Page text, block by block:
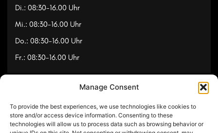
Manage Consent
To provide the best experiences, we use technologies like cookies to
store and/or access device information. Consenting to these
technologies will allow us to process data such as browsing behavior or
Di.: 08:30-16.00 Uhr
Mi.: 08:30-16.00 Uhr
Do.: 08:30-16.00 Uhr
Fr.: 08:30-16.00 Uhr
Referenzen
Videos